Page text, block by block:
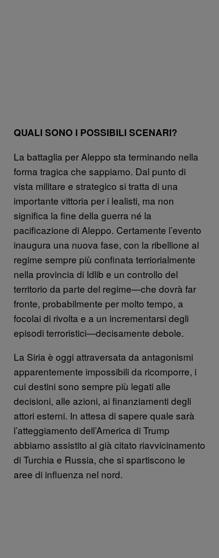
QUALI SONO I POSSIBILI SCENARI?
La battaglia per Aleppo sta terminando nella
forma tragica che sappiamo. Dal punto di
vista militare e strategico si tratta di una
importante vittoria per i lealisti, ma non
significa la fine della guerra né la
pacificazione di Aleppo. Certamente l’evento
inaugura una nuova fase, con la ribellione al
regime sempre più confinata terriorialmente
nella provincia di Idlib e un controllo del
territorio da parte del regime—che dovrà far
fronte, probabilmente per molto tempo, a
focolai di rivolta e a un incrementarsi degli
episodi terroristici—decisamente debole.
La Siria è oggi attraversata da antagonismi
apparentemente impossibili da ricomporre, i
cui destini sono sempre più legati alle
decisioni, alle azioni, ai finanziamenti degli
attori esterni. In attesa di sapere quale sarà
l’atteggiamento dell’America di Trump
abbiamo assistito al già citato riavvicinamento
di Turchia e Russia, che si spartiscono le
aree di influenza nel nord.